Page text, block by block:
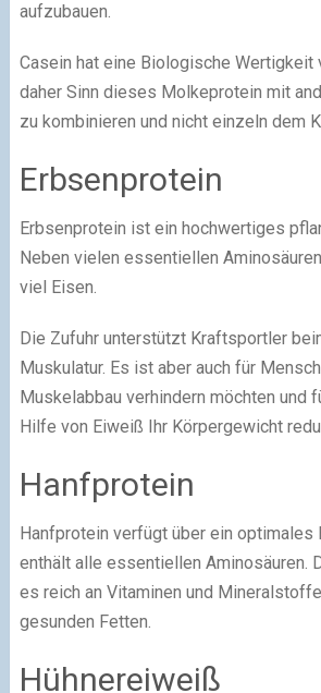
aufzubauen.
Casein hat eine Biologische Wertigkeit
daher Sinn dieses Molkeprotein mit
zu kombinieren und nicht einzeln dem
Erbsenprotein
Erbsenprotein ist ein hochwertiges
Neben vielen essentiellen
viel Eisen.
Die Zufuhr unterstützt Kraftsportler
Muskulatur. Es ist aber auch für
Muskelabbau verhindern möchten und
Hilfe von Eiweiß Ihr Körpergewicht
Hanfprotein
Hanfprotein verfügt über ein optimales
enthält alle essentiellen Aminosäuren.
es reich an Vitaminen und
gesunden Fetten.
Hühnereiweiß